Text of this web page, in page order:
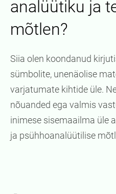
analüütiku ja
mõtlen?
Siia olen koondanud
sümbolite, unenäolise
varjatumate kihtide üle.
nõuanded ega valmis
inimese sisemaailma üle
ja psühhoanalüütilise